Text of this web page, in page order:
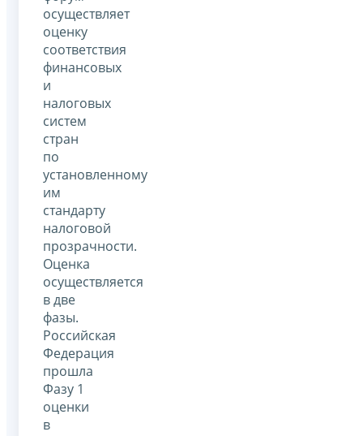
осуществляет
оценку
соответствия
финансовых
и
налоговых
систем
стран
по
установленному
им
стандарту
налоговой
прозрачности.
Оценка
осуществляется
в две
фазы.
Российская
Федерация
прошла
Фазу 1
оценки
в